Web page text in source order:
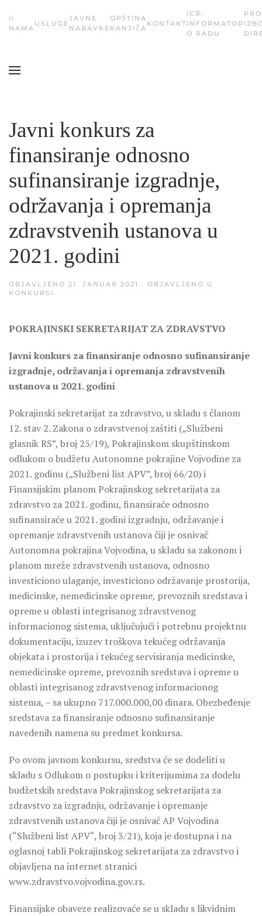
Skip
О
NAMA
USLUGE
JAVNE
NABAVKE
OPŠTINA
KANJIŽA
KONTAKT
ICR-
INFORMATOR
O RADU
Javni konkurs za
finansiranje odnosno
sufinansiranje izgradnje,
održavanja i opremanja
zdravstvenih ustanova u
2021. godini
OBJAVLJENO 21. JANUAR 2021. . OBJAVLJENO U
KONKURSI .
POKRAJINSKI SEKRETARIJAT ZA ZDRAVSTVO
Javni konkurs za finansiranje odnosno sufinansiranje
izgradnje, održavanja i opremanja zdravstvenih
ustanova u 2021. godini
Pokrajinski sekretarijat za zdravstvo, u skladu s članom
12. stav 2. Zakona o zdravstvenoj zaštiti („Službeni
glasnik RS”, broj 25/19), Pokrajinskom skupštinskom
odlukom o budžetu Autonomne pokrajine Vojvodine za
2021. godinu („Službeni list APV”, broj 66/20) i
Finansijskim planom Pokrajinskog sekretarijata za
zdravstvo za 2021. godinu, finansiraće odnosno
sufinansiraće u 2021. godini izgradnju, održavanje i
opremanje zdravstvenih ustanova čiji je osnivač
Autonomna pokrajina Vojvodina, u skladu sa zakonom i
planom mreže zdravstvenih ustanova, odnosno
investiciono ulaganje, investiciono održavanje prostorija,
medicinske, nemedicinske opreme, prevoznih sredstava i
opreme u oblasti integrisanog zdravstvenog
informacionog sistema, uključujući i potrebnu projektnu
dokumentaciju, izuzev troškova tekućeg održavanja
objekata i prostorija i tekućeg servisiranja medicinske,
nemedicinske opreme, prevoznih sredstava i opreme u
oblasti integrisanog zdravstvenog informacionog
sistema, – sa ukupno 717.000.000,00 dinara. Obezbeđenje
sredstava za finansiranje odnosno sufinansiranje
navedenih namena su predmet konkursa.
Po ovom javnom konkursu, sredstva će se dodeliti u
skladu s Odlukom o postupku i kriterijumima za dodelu
budžetskih sredstava Pokrajinskog sekretarijata za
zdravstvo za izgradnju, održavanje i opremanje
zdravstvenih ustanova čiji je osnivač AP Vojvodina
(“Službeni list APV“, broj 3/21), koja je dostupna i na
oglasnoj tabli Pokrajinskog sekretarijata za zdravstvo i
objavljena na internet stranici
www.zdravstvo.vojvodina.gov.rs.
Finansijske obaveze realizovaće se u skladu s likvidnim